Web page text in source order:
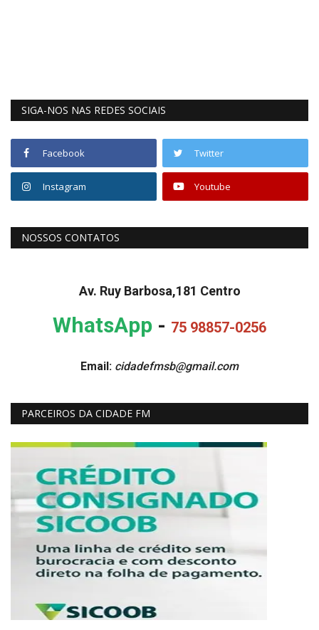
SIGA-NOS NAS REDES SOCIAIS
Facebook Twitter
Instagram Youtube
NOSSOS CONTATOS
Av. Ruy Barbosa,181 Centro
WhatsApp - 75 98857-0256
Email: cidadefmsb@gmail.com
PARCEIROS DA CIDADE FM